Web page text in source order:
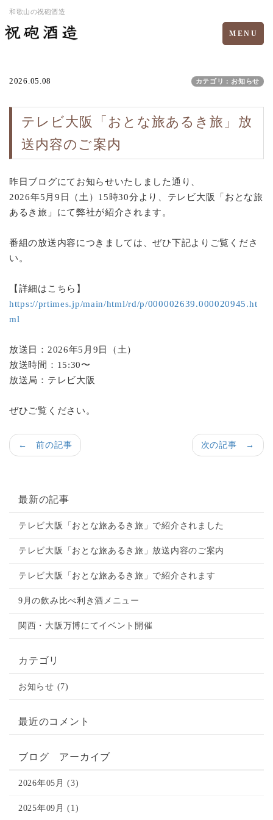
和歌山の祝砲酒造
Toggle
navigation
MENU
2026.05.08 カテゴリ：お知らせ
テレビ大阪「おとな旅あるき旅」放
送内容のご案内
昨日ブログにてお知らせいたしました通り、
2026年5月9日（土）15時30分より、テレビ大阪「おとな旅
あるき旅」にて弊社が紹介されます。
番組の放送内容につきましては、ぜひ下記よりご覧くださ
い。
【詳細はこちら】
https://prtimes.jp/main/html/rd/p/000002639.000020945.ht
ml
放送日：2026年5月9日（土）
放送時間：15:30〜
放送局：テレビ大阪
ぜひご覧ください。
次の記事 →
← 前の記事
最新の記事
テレビ大阪「おとな旅あるき旅」で紹介されました
テレビ大阪「おとな旅あるき旅」放送内容のご案内
テレビ大阪「おとな旅あるき旅」で紹介されます
9月の飲み比べ利き酒メニュー
関西・大阪万博にてイベント開催
カテゴリ
お知らせ (7)
最近のコメント
ブログ アーカイブ
2026年05月 (3)
2025年09月 (1)